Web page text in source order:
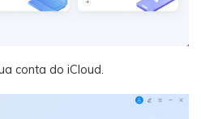
conta do iCloud.